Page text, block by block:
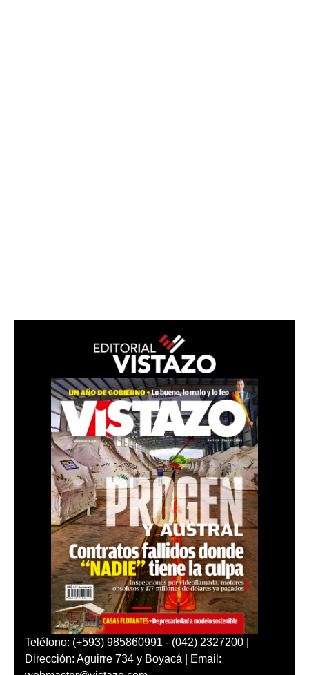
Teléfono: (+593) 985860991 - (042) 2327200 |
Dirección: Aguirre 734 y Boyacá | Email: